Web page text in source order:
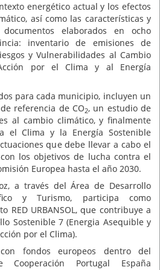
energético actual y los efectos
así como las características y
elaborados en ocho
inventario de emisiones de
y Vulnerabilidades al Cambio
por el Clima y al Energía
para cada municipio, incluyen un
referencia de CO2, un estudio de
al cambio climático, y finalmente
el Clima y la Energía Sostenible
que debe llevar a cabo el
los objetivos de lucha contra el
Europea hasta el año 2030.
a través del Área de Desarrollo
y Turismo, participa como
RED URBANSOL, que contribuye a
Sostenible 7 (Energia Asequible y
por el Clima).
fondos europeos dentro del
Cooperación Portugal España